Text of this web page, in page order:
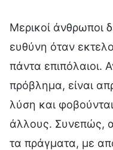
Μερικοί άνθρωποι
ευθύνη όταν
πάντα επιπόλαιοι.
πρόβλημα, είναι
λύση και
άλλους. Συνεπώς,
τα πράγματα, με